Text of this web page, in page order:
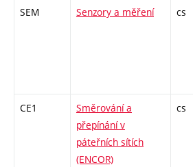
SEM Senzory a měření cs
CE1
Směrování a
přepínání v
páteřních sítích
(ENCOR)
cs